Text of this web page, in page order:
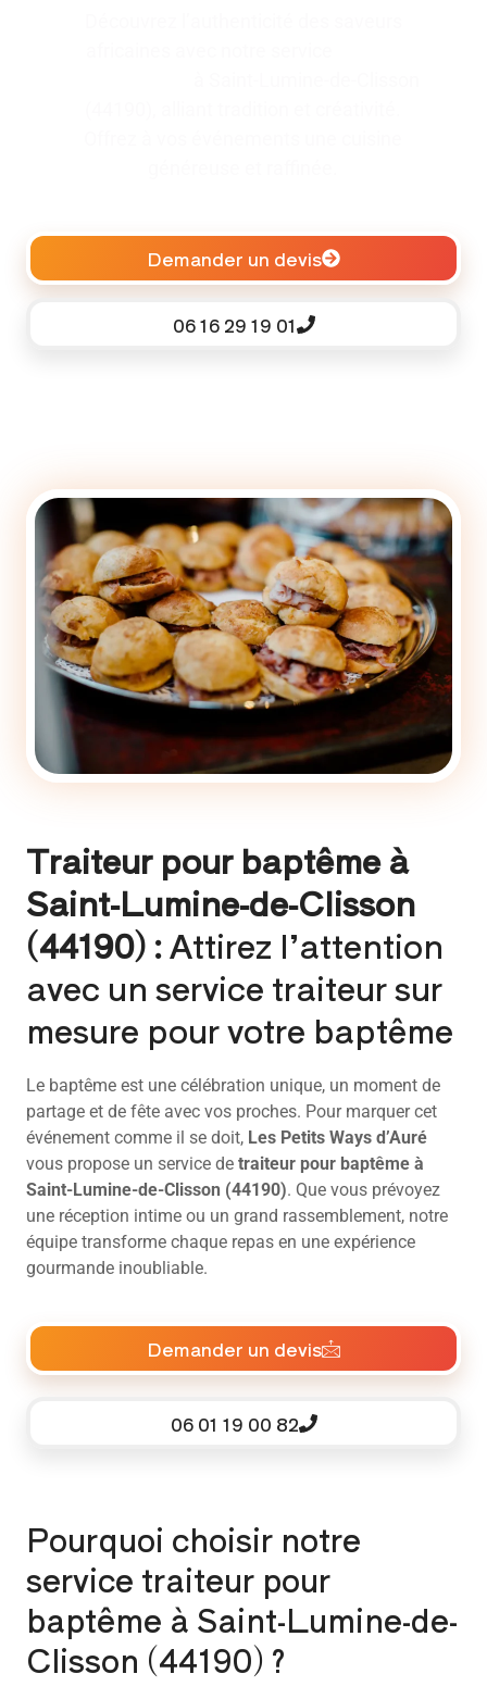
Demander un devis
06 16 29 19 01
Traiteur pour baptême à
Saint-Lumine-de-Clisson
(44190) :Attirez l’attention
avec un service traiteur sur
mesure pour votre baptême
Le baptême est une célébration unique, un moment de
partage et de fête avec vos proches. Pour marquer cet
événement comme il se doit, Les Petits Ways d’Auré
vous propose un service de traiteur pour baptême à
Saint-Lumine-de-Clisson (44190). Que vous prévoyez
une réception intime ou un grand rassemblement, notre
équipe transforme chaque repas en une expérience
gourmande inoubliable.
Demander un devis
06 01 19 00 82
Pourquoi choisir notre
service traiteur pour
baptême à Saint-Lumine-de-
Clisson (44190) ?